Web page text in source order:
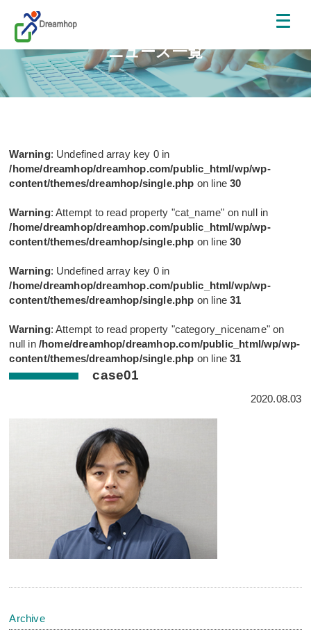
ニュース一覧
Warning: Undefined array key 0 in
/home/dreamhop/dreamhop.com/public_html/wp/wp-
content/themes/dreamhop/single.php on line30
Warning: Attempt to read property "cat_name" on null in
/home/dreamhop/dreamhop.com/public_html/wp/wp-
content/themes/dreamhop/single.php on line30
Warning: Undefined array key 0 in
/home/dreamhop/dreamhop.com/public_html/wp/wp-
content/themes/dreamhop/single.php on line31
Warning: Attempt to read property "category_nicename" on
null in /home/dreamhop/dreamhop.com/public_html/wp/wp-
content/themes/dreamhop/single.php on line31
case01
2020.08.03
Archive